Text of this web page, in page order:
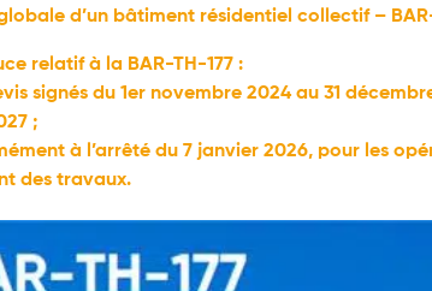
d’un bâtiment résidentiel collectif –
relatif à la BAR-TH-177 :
signés du 1er novembre 2024 au 31
;
à l’arrêté du 7 janvier 2026, pour les
des travaux.